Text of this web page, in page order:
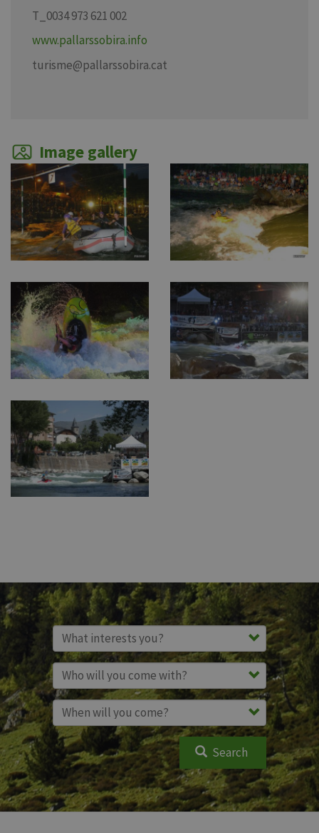
T_0034 973 621 002
www.pallarssobira.info
turisme@pallarssobira.cat
Image gallery
Search